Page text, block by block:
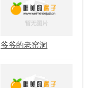
爷爷的老窑洞